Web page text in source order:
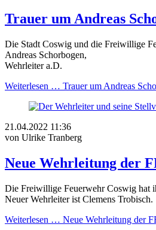
Trauer um Andreas
Die Stadt Coswig und die Freiwillige
Andreas Schorbogen,
Wehrleiter a.D.
Weiterlesen … Trauer um Andreas
21.04.2022 11:36
von Ulrike Tranberg
Neue Wehrleitung der
Die Freiwillige Feuerwehr Coswig hat
Neuer Wehrleiter ist Clemens Trobisch.
Weiterlesen … Neue Wehrleitung der